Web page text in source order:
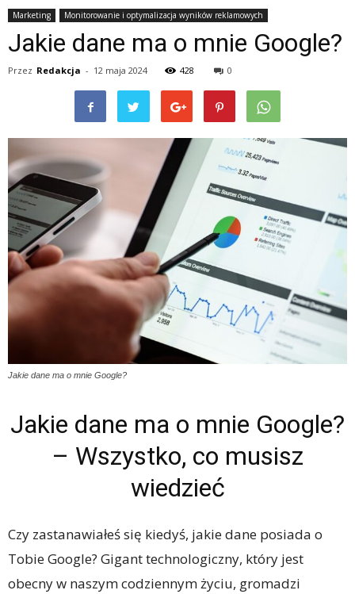
Marketing Monitorowanie i optymalizacja wyników reklamowych
Jakie dane ma o mnie Google?
Przez Redakcja - 12 maja 2024 428 0
Jakie dane ma o mnie Google?
Jakie dane ma o mnie Google?
– Wszystko, co musisz
wiedzieć
Czy zastanawiałeś się kiedyś, jakie dane posiada o
Tobie Google? Gigant technologiczny, który jest
obecny w naszym codziennym życiu, gromadzi